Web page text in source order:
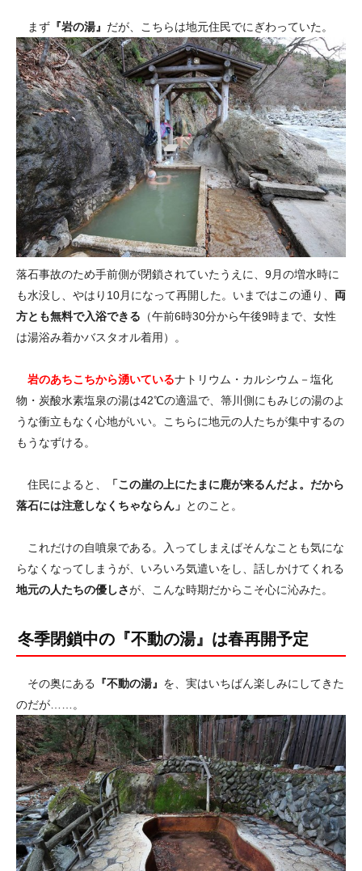
まず 『岩の湯』 だが、こちらは地元住民でにぎわっていた。
落石事故のため手前側が閉鎖されていたうえに、9月の増水時に
も水没し、やはり10月になって再開した。いまではこの通り、 両
方とも無料で入浴できる （午前6時30分から午後9時まで、女性
は湯浴み着かバスタオル着用）。
岩のあちこちから湧いているナトリウム・カルシウム－塩化
物・炭酸水素塩泉の湯は42℃の適温で、箒川側にもみじの湯のよ
うな衝立もなく心地がいい。こちらに地元の人たちが集中するの
もうなずける。
住民によると、
「この崖の上にたまに鹿が来るんだよ。だから
落石には注意しなくちゃならん」 とのこと。
これだけの自噴泉である。入ってしまえばそんなことも気にな
らなくなってしまうが、いろいろ気遣いをし、話しかけてくれる
地元の人たちの優しさが、こんな時期だからこそ心に沁みた。
冬季閉鎖中の『不動の湯』は春再開予定
その奥にある 『不動の湯』 を、実はいちばん楽しみにしてきた
のだが……。